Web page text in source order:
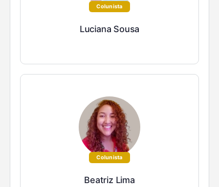
Colunista
Luciana Sousa
Colunista
Beatriz Lima